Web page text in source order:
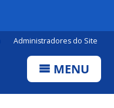
Administradores do Site
MENU